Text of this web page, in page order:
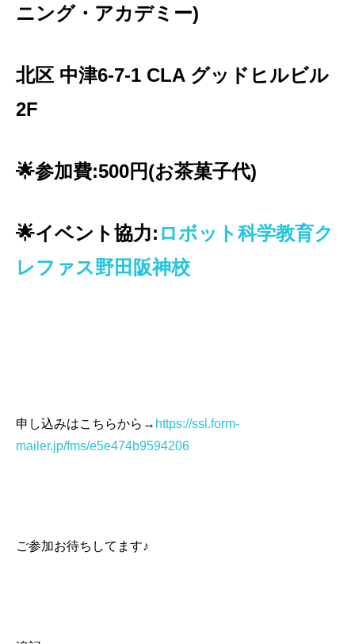
ニング・アカデミー)
北区 中津6-7-1 CLA グッドヒルビル
2F
🌟参加費:500円(お茶菓子代)
🌟イベント協力: ロボット科学教育ク
レファス野田阪神校
申し込みはこちらから→ https://ssl.form-
mailer.jp/fms/e5e474b9594206
ご参加お待ちしてます♪